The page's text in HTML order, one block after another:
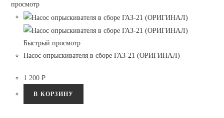
просмотр
Быстрый просмотр
Насос опрыскивателя в сборе ГАЗ-21 (ОРИГИНАЛ)
1 200₽
В КОРЗИНУ